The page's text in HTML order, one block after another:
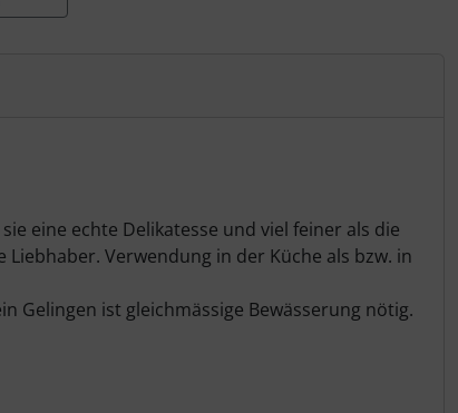
eine echte Delikatesse und viel feiner als die
Verwendung in der Küche als bzw. in
Gelingen ist gleichmässige Bewässerung nötig.